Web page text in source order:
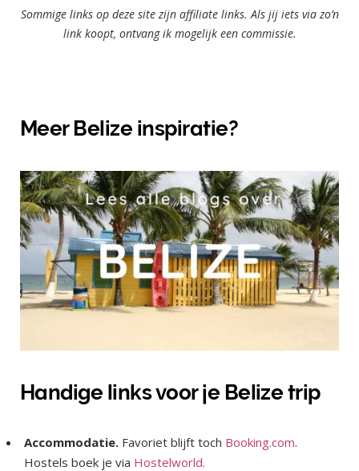
Sommige links op deze site zijn affiliate links. Als jij iets via zo’n
link koopt, ontvang ik mogelijk een commissie.
Meer Belize inspiratie?
Handige links voor je Belize trip
Accommodatie. Favoriet blijft toch Booking.com.
Hostels boek je via Hostelworld.